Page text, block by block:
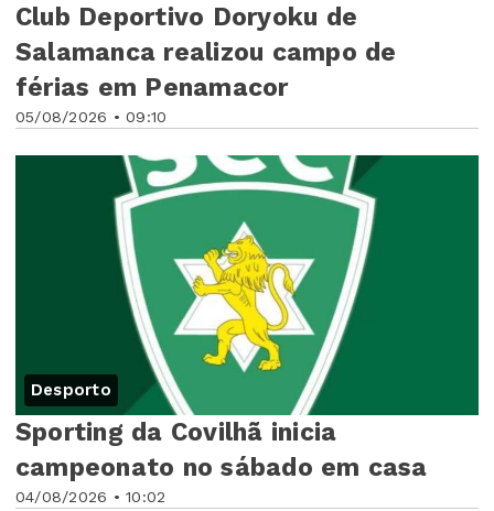
05/08/2026 • 09:10
Club Deportivo Doryoku de
Salamanca realizou campo de
férias em Penamacor
Desporto
04/08/2026 • 10:02
Sporting da Covilhã inicia
campeonato no sábado em casa